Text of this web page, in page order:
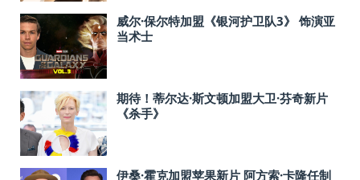
威尔·保尔特加盟《银河护卫队3》 饰演亚
当术士
期待！蒂尔达·斯文顿加盟大卫·芬奇新片
《杀手》
伊桑·霍克加盟苹果新片 阿方索·卡隆任制